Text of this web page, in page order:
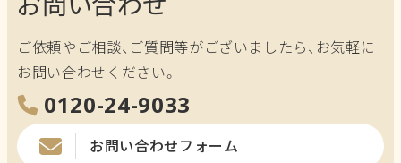
ご依頼やご相談、ご質問等がございましたら、お気軽に
お問い合わせください。
0120-24-9033
お問い合わせフォーム